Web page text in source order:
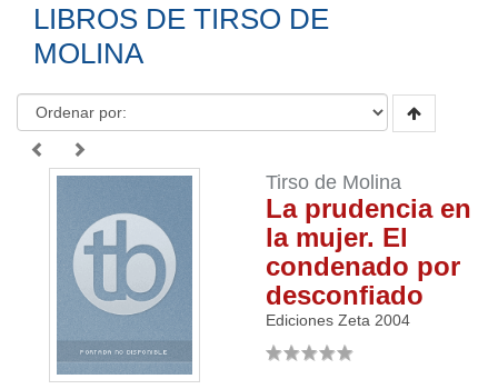
LIBROS DE TIRSO DE
MOLINA
Tirso de Molina
La prudencia en
la mujer. El
condenado por
desconfiado
Ediciones Zeta 2004